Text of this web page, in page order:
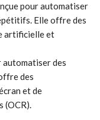
pour automatiser
Elle offre des
artificielle et
des
des
et de
(OCR).